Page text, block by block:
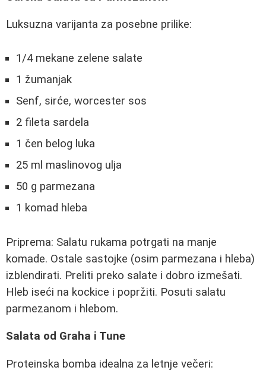
Luksuzna varijanta za posebne prilike:
1/4 mekane zelene salate
1 žumanjak
Senf, sirće, worcester sos
2 fileta sardela
1 čen belog luka
25 ml maslinovog ulja
50 g parmezana
1 komad hleba
Priprema: Salatu rukama potrgati na manje
komade. Ostale sastojke (osim parmezana i hleba)
izblendirati. Preliti preko salate i dobro izmešati.
Hleb iseći na kockice i popržiti. Posuti salatu
parmezanom i hlebom.
Salata od Graha i Tune
Proteinska bomba idealna za letnje večeri: